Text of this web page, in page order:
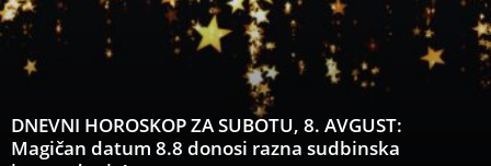
DNEVNI HOROSKOP ZA SUBOTU, 8. AVGUST:
Magičan datum 8.8 donosi razna sudbinska